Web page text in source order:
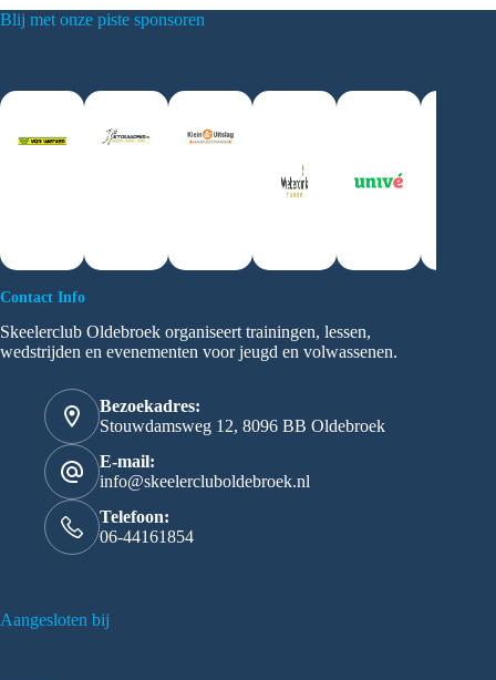
Blij met onze piste sponsoren
Contact Info
Skeelerclub Oldebroek organiseert trainingen, lessen,
wedstrijden en evenementen voor jeugd en volwassenen.
Bezoekadres:
Stouwdamsweg 12, 8096 BB Oldebroek
E-mail:
info@skeelercluboldebroek.nl
Telefoon:
06-44161854
Aangesloten bij